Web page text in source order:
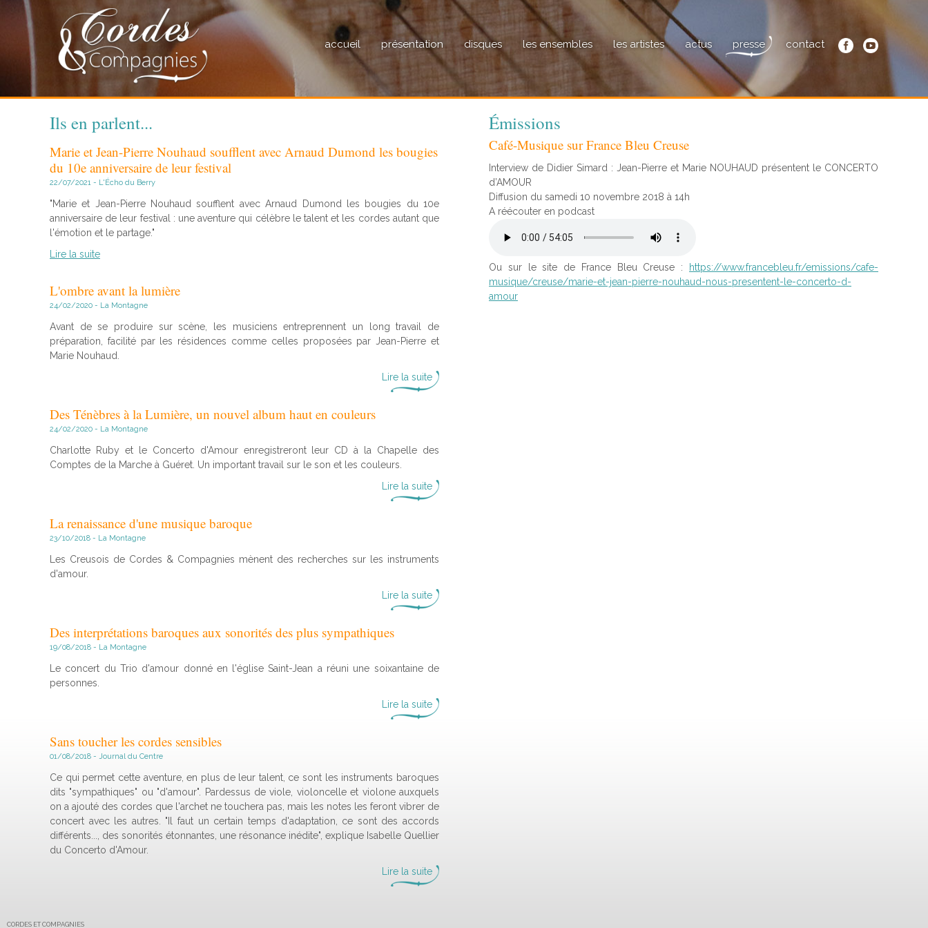
accueil présentation disques les ensembles les artistes actus presse contact
Ils en parlent...
Marie et Jean-Pierre Nouhaud soufflent avec Arnaud Dumond les bougies
du 10e anniversaire de leur festival
22/07/2021 - L'Écho du Berry
"Marie et Jean-Pierre Nouhaud soufflent avec Arnaud Dumond les bougies du 10e
anniversaire de leur festival : une aventure qui célèbre le talent et les cordes autant que
l'émotion et le partage."
Lire la suite
L'ombre avant la lumière
24/02/2020 - La Montagne
Avant de se produire sur scène, les musiciens entreprennent un long travail de
préparation, facilité par les résidences comme celles proposées par Jean-Pierre et
Marie Nouhaud.
Lire la suite
Des Ténèbres à la Lumière, un nouvel album haut en couleurs
24/02/2020 - La Montagne
Charlotte Ruby et le Concerto d'Amour enregistreront leur CD à la Chapelle des
Comptes de la Marche à Guéret. Un important travail sur le son et les couleurs.
Lire la suite
La renaissance d'une musique baroque
23/10/2018 - La Montagne
Les Creusois de Cordes & Compagnies mènent des recherches sur les instruments
d'amour.
Lire la suite
Des interprétations baroques aux sonorités des plus sympathiques
19/08/2018 - La Montagne
Le concert du Trio d'amour donné en l'église Saint-Jean a réuni une soixantaine de
personnes.
Lire la suite
Sans toucher les cordes sensibles
01/08/2018 - Journal du Centre
Ce qui permet cette aventure, en plus de leur talent, ce sont les instruments baroques
dits "sympathiques" ou "d'amour". Pardessus de viole, violoncelle et violone auxquels
on a ajouté des cordes que l'archet ne touchera pas, mais les notes les feront vibrer de
concert avec les autres. "Il faut un certain temps d'adaptation, ce sont des accords
différents..., des sonorités étonnantes, une résonance inédite", explique Isabelle Quellier
du Concerto d'Amour.
Lire la suite
Émissions
Café-Musique sur France Bleu Creuse
Interview de Didier Simard : Jean-Pierre et Marie NOUHAUD présentent le CONCERTO
d’AMOUR
Diffusion du samedi 10 novembre 2018 à 14h
A réécouter en podcast
Ou sur le site de France Bleu Creuse :
https://www.francebleu.fr/emissions/cafe-
musique/creuse/marie-et-jean-pierre-nouhaud-nous-presentent-le-concerto-d-
amour
CORDES ET COMPAGNIES